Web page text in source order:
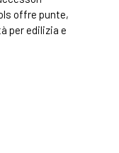
offre punte,
per edilizia e